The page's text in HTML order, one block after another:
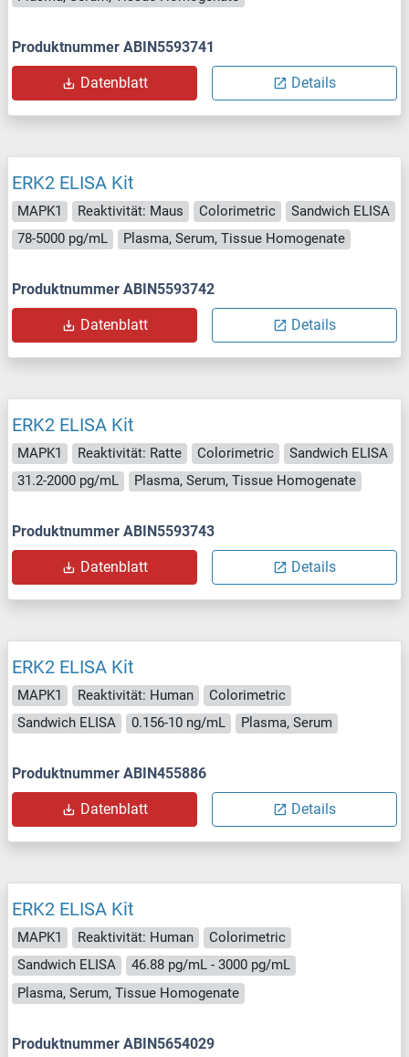
Produktnummer ABIN5593741
Datenblatt Details
ERK2 ELISA Kit
MAPK1 Reaktivität: Maus Colorimetric
Sandwich ELISA
78-5000 pg/mL
Plasma, Serum, Tissue Homogenate
Produktnummer ABIN5593742
Datenblatt Details
ERK2 ELISA Kit
MAPK1 Reaktivität: Ratte Colorimetric
Sandwich ELISA
31.2-2000 pg/mL
Plasma, Serum, Tissue Homogenate
Produktnummer ABIN5593743
Datenblatt Details
ERK2 ELISA Kit
MAPK1 Reaktivität: Human
Colorimetric
Sandwich ELISA
0.156-10 ng/mL Plasma, Serum
Produktnummer ABIN455886
Datenblatt Details
ERK2 ELISA Kit
MAPK1 Reaktivität: Human
Colorimetric
Sandwich ELISA
46.88 pg/mL - 3000 pg/mL
Plasma, Serum, Tissue Homogenate
Produktnummer ABIN5654029